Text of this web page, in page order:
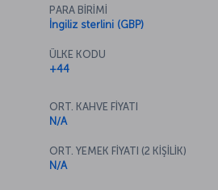
PARA BİRİMİ
İngiliz sterlini (GBP)
ÜLKE KODU
+44
ORT. KAHVE FİYATI
N/A
ORT. YEMEK FİYATI (2 KİŞİLİK)
N/A